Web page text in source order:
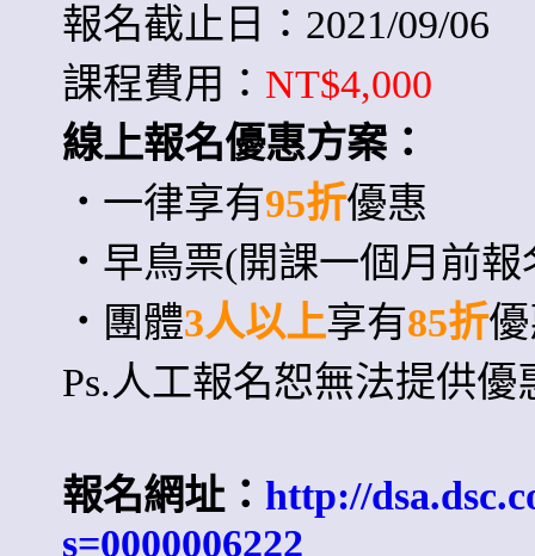
報名截止日：2021/09/06
課程費用： NT$4,000
線上報名優惠方案：
． 一律享有95折優惠
． 早鳥票(開課一個月前報
． 團體3人以上享有85折
Ps.人工報名恕無法提供優
報名網址： http://
s=0000006222